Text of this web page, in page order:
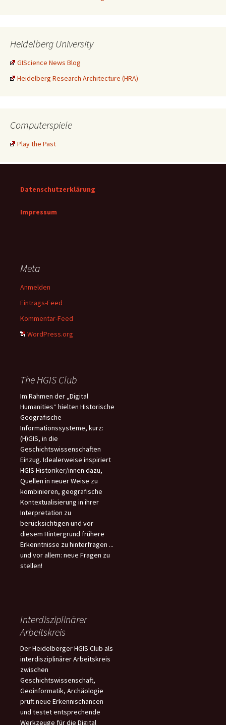
Heidelberg University
GIScience News Blog
Heidelberg Research Architecture (HRA)
Computerspiele
Play the Past
Datenschutzerklärung
Impressum
Meta
Anmelden
Eintrags-Feed
Kommentar-Feed
WordPress.org
The HGIS Club
Im Rahmen der „Digital
Humanities“ hielten Historische
Geografische
Informationssysteme, kurz:
(H)GIS, in die
Geschichtswissenschaften
Einzug. Idealerweise inspiriert
HGIS Historiker/innen dazu,
Quellen in neuer Weise zu
kombinieren, geografische
Kontextualisierung in ihrer
Interpretation zu
berücksichtigen und vor
diesem Hintergrund frühere
Erkenntnisse zu hinterfragen ...
und vor allem: neue Fragen zu
stellen!
Interdisziplinärer
Arbeitskreis
Der Heidelberger HGIS Club als
interdisziplinärer Arbeitskreis
zwischen
Geschichtswissenschaft,
Geoinformatik, Archäologie
prüft neue Erkennischancen
und testet entsprechende
Werkzeuge für die Digital